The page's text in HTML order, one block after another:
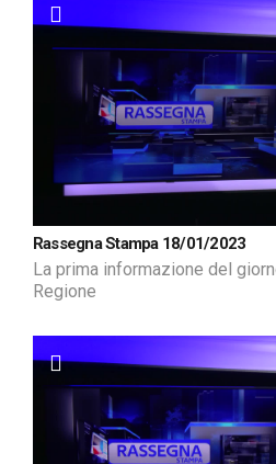
Rassegna Stampa 18/01/2023
La prima informazione del
Regione